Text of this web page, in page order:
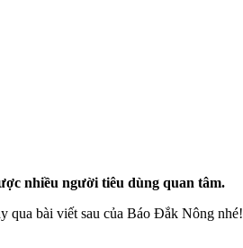
nhiều người tiêu dùng quan tâm.
qua bài viết sau của Báo Đắk Nông nhé!